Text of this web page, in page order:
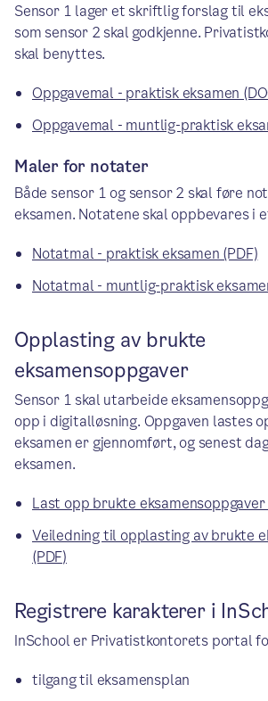
Sensor 1 lager et skriftlig forslag til
som sensor 2 skal godkjenne.
skal benyttes.
Oppgavemal - praktisk eksamen
Oppgavemal - muntlig-praktisk
Maler for notater
Både sensor 1 og sensor 2 skal føre
eksamen. Notatene skal oppbevares i
Notatmal - praktisk eksamen (PDF)
Notatmal - muntlig-praktisk
Opplasting av brukte
eksamensoppgaver
Sensor 1 skal utarbeide
opp i digitalløsning. Oppgaven lastes
eksamen er gjennomført, og senest
eksamen.
Last opp brukte eksamensoppgaver
Veiledning til opplasting av brukte
(PDF)
Registrere karakterer i
InSchool er Privatistkontorets portal
tilgang til eksamensplan